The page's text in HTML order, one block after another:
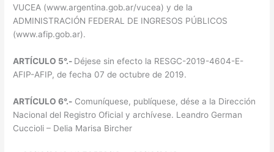
VUCEA (www.argentina.gob.ar/vucea) y de la
ADMINISTRACIÓN FEDERAL DE INGRESOS PÚBLICOS
(www.afip.gob.ar).
ARTÍCULO 5°.- Déjese sin efecto la RESGC-2019-4604-E-
AFIP-AFIP, de fecha 07 de octubre de 2019.
ARTÍCULO 6°.- Comuníquese, publíquese, dése a la Dirección
Nacional del Registro Oficial y archívese. Leandro German
Cuccioli – Delia Marisa Bircher